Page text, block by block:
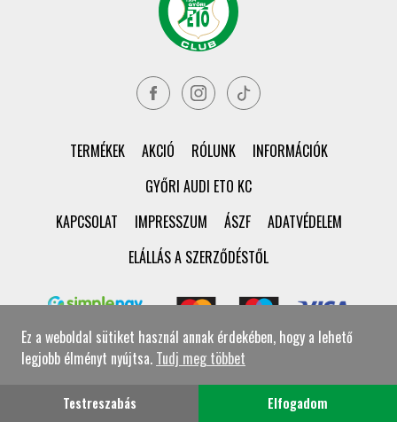
TERMÉKEK AKCIÓ RÓLUNK
INFORMÁCIÓK
GYŐRI AUDI ETO KC
KAPCSOLAT
IMPRESSZUM ÁSZF
ADATVÉDELEM
ELÁLLÁS A SZERZŐDÉSTŐL
© Győri ETO KC Shop Minden jog fenntartva!
Ez a weboldal sütiket használ annak érdekében, hogy a lehető
legjobb élményt nyújtsa. Tudj meg többet
Testreszabás Elfogadom